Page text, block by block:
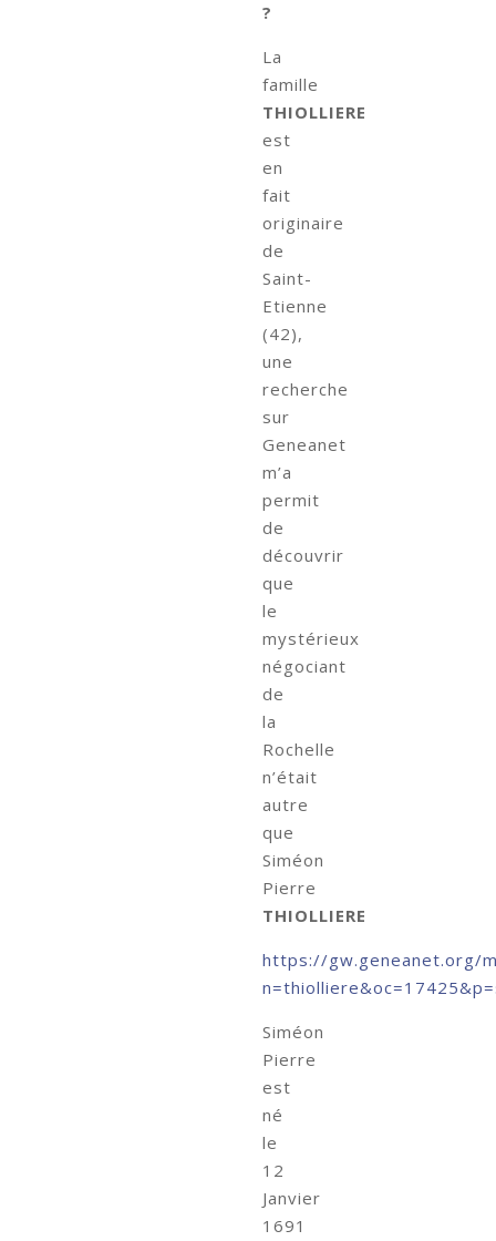
?
La
famille
THIOLLIERE
est
en
fait
originaire
de
Saint-
Etienne
(42),
une
recherche
sur
Geneanet
m’a
permit
de
découvrir
que
le
mystérieux
négociant
de
la
Rochelle
n’était
autre
que
Siméon
Pierre
THIOLLIERE
https://gw.geneanet.org/
Siméon
Pierre
est
né
le
12
Janvier
1691